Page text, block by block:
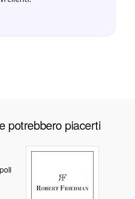
potrebbero piacerti